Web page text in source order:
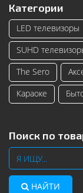
Категории
LED телевизоры
SUHD
The Sero
Караоке
Поиск по
НАЙТИ